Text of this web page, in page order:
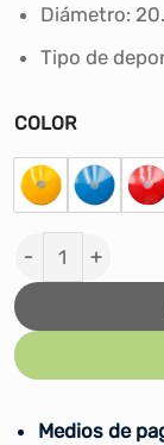
Diámetro:
Tipo de
COLOR
DISCO DE
Medios de